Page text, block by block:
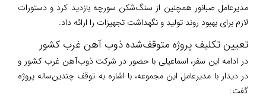
مدیرعامل صبانور همچنین از سنگ‌شکن سورچه بازدید کرد و دستورات
لازم برای بهبود روند تولید و نگهداشت تجهیزات را ارائه داد.
تعیین تکلیف پروژه متوقف‌شده ذوب آهن غرب کشور
در ادامه این سفر، اسماعیلی با حضور در شرکت ذوب‌آهن غرب کشور و
در دیدار با مدیرعامل این مجموعه، با اشاره به توقف چندین‌ساله پروژه
گفت: